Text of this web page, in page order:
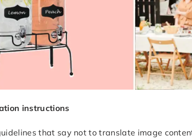
instructions
that say not to translate image